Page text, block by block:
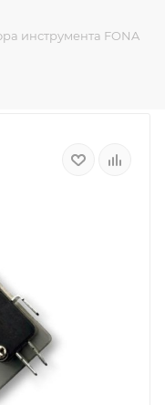
инструмента FONA